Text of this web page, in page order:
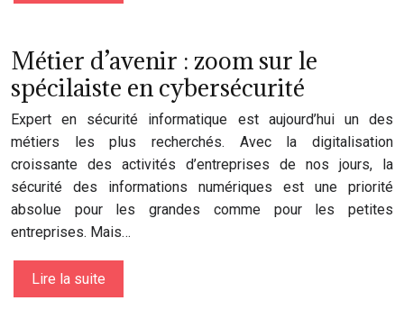
Métier d’avenir : zoom sur le
spécilaiste en cybersécurité
Expert en sécurité informatique est aujourd’hui un des
métiers les plus recherchés. Avec la digitalisation
croissante des activités d’entreprises de nos jours, la
sécurité des informations numériques est une priorité
absolue pour les grandes comme pour les petites
entreprises. Mais…
Lire la suite